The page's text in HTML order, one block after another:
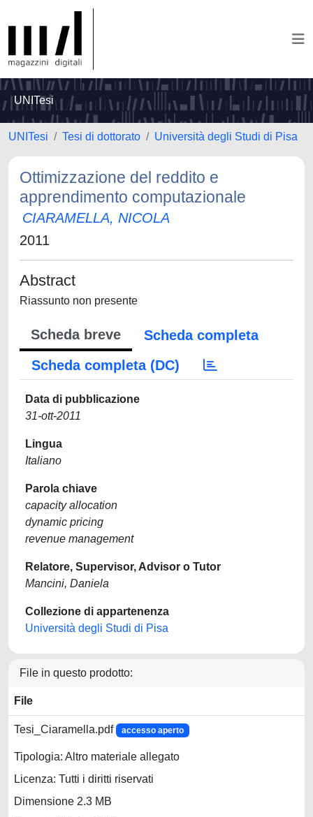
UNITesi
UNITesi Tesi di dottorato Università degli Studi di Pisa
Ottimizzazione del reddito e
apprendimento computazionale
CIARAMELLA, NICOLA
2011
Abstract
Riassunto non presente
Scheda breve
Scheda completa
Scheda completa (DC)
Data di pubblicazione
31-ott-2011
Lingua
Italiano
Parola chiave
capacity allocation
dynamic pricing
revenue management
Relatore, Supervisor, Advisor o Tutor
Mancini, Daniela
Collezione di appartenenza
Università degli Studi di Pisa
File in questo prodotto:
File
Tesi_Ciaramella.pdf accesso aperto
Tipologia: Altro materiale allegato
Licenza: Tutti i diritti riservati
Dimensione 2.3 MB